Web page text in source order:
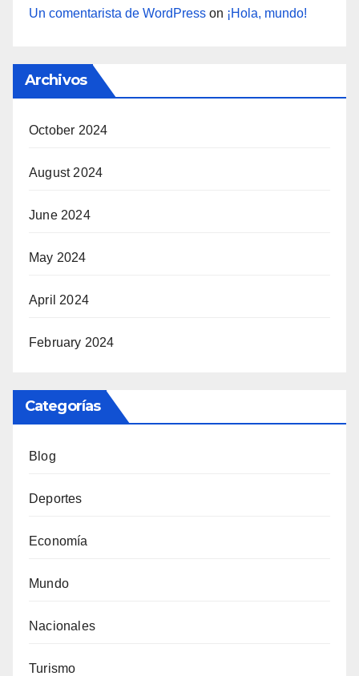
Un comentarista de WordPress on ¡Hola, mundo!
Archivos
October 2024
August 2024
June 2024
May 2024
April 2024
February 2024
Categorías
Blog
Deportes
Economía
Mundo
Nacionales
Turismo